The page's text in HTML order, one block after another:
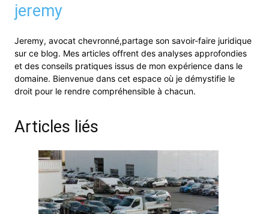
jeremy
Jeremy, avocat chevronné,partage son savoir-faire juridique
sur ce blog. Mes articles offrent des analyses approfondies
et des conseils pratiques issus de mon expérience dans le
domaine. Bienvenue dans cet espace où je démystifie le
droit pour le rendre compréhensible à chacun.
Articles liés